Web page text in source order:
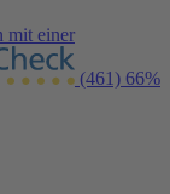
mit einer
(461) 66%